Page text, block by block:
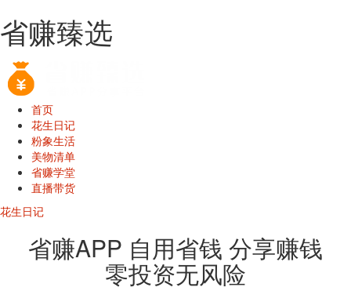
省赚臻选
首页
花生日记
粉象生活
美物清单
省赚学堂
直播带货
花生日记
省赚APP 自用省钱 分享赚钱
零投资无风险